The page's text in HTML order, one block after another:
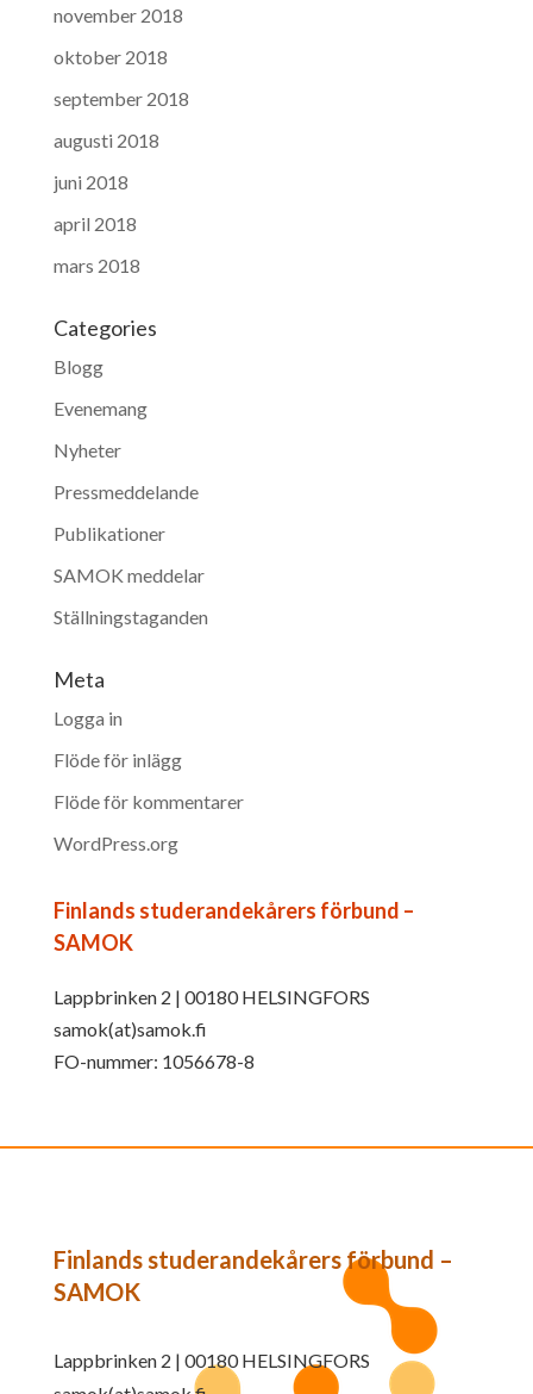
november 2018
oktober 2018
september 2018
augusti 2018
juni 2018
april 2018
mars 2018
Categories
Blogg
Evenemang
Nyheter
Pressmeddelande
Publikationer
SAMOK meddelar
Ställningstaganden
Meta
Logga in
Flöde för inlägg
Flöde för kommentarer
WordPress.org
Finlands studerandekårers förbund –
SAMOK
Lappbrinken 2 | 00180 HELSINGFORS
samok(at)samok.fi
FO-nummer: 1056678-8
Finlands studerandekårers förbund –
SAMOK
Lappbrinken 2 | 00180 HELSINGFORS